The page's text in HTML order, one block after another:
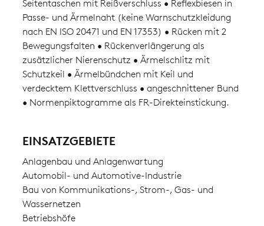
Seitentaschen mit Reißverschluss • Reflexbiesen in
Passe- und Ärmelnaht (keine Warnschutzkleidung
nach EN ISO 20471 und EN 17353) • Rücken mit 2
Bewegungsfalten • Rückenverlängerung als
zusätzlicher Nierenschutz • Ärmelschlitz mit
Schutzkeil • Ärmelbündchen mit Keil und
verdecktem Klettverschluss • angeschnittener Bund
• Normenpiktogramme als FR-Direkteinstickung.
EINSATZGEBIETE
Anlagenbau und Anlagenwartung
Automobil- und Automotive-Industrie
Bau von Kommunikations-, Strom-, Gas- und
Wassernetzen
Betriebshöfe